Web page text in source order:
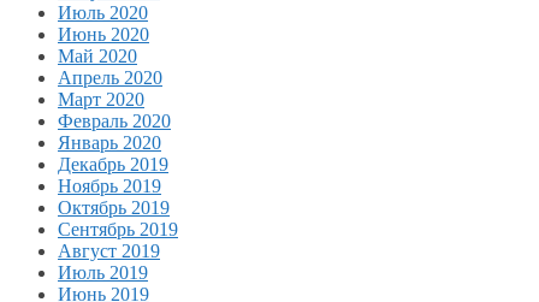
Июль 2020
Июнь 2020
Май 2020
Апрель 2020
Март 2020
Февраль 2020
Январь 2020
Декабрь 2019
Ноябрь 2019
Октябрь 2019
Сентябрь 2019
Август 2019
Июль 2019
Июнь 2019